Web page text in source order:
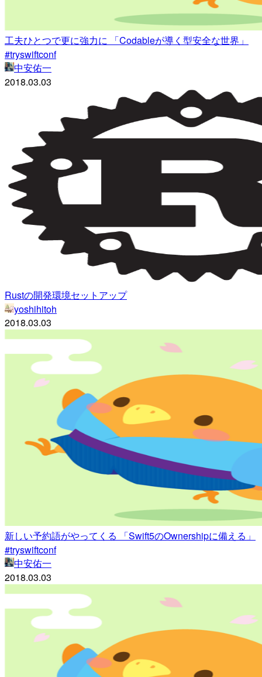
工夫ひとつで更に強力に 「Codableが導く型安全な世界」
#tryswiftconf
中安佑一
2018.03.03
Rustの開発環境セットアップ
yoshihitoh
2018.03.03
新しい予約語がやってくる 「Swift5のOwnershipに備える」
#tryswiftconf
中安佑一
2018.03.03